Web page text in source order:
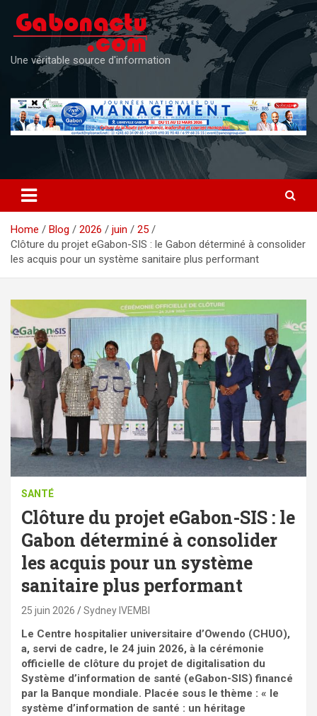
content
Une véritable source d'information
Home Blog 2026 juin
25
Clôture du projet eGabon-SIS : le Gabon déterminé à consolider
les acquis pour un système sanitaire plus performant
SANTÉ
Clôture du projet eGabon-SIS : le
Gabon déterminé à consolider
les acquis pour un système
sanitaire plus performant
25 juin 2026 Sydney IVEMBI
Le Centre hospitalier universitaire d’Owendo (CHUO),
a, servi de cadre, le 24 juin 2026, à la cérémonie
officielle de clôture du projet de digitalisation du
Système d’information de santé (eGabon-SIS) financé
par la Banque mondiale. Placée sous le thème : « le
système d’information de santé : un héritage